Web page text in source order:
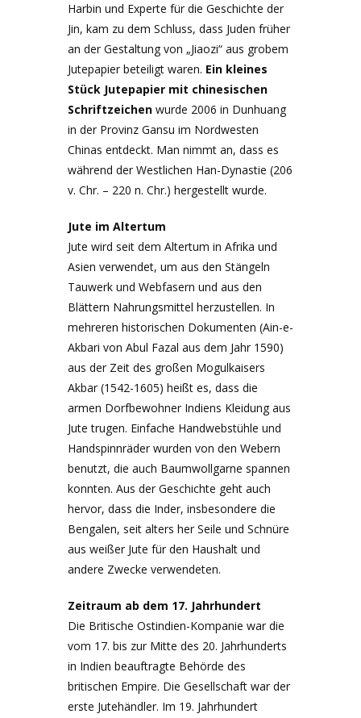
Harbin und Experte für die Geschichte der
Jin, kam zu dem Schluss, dass Juden früher
an der Gestaltung von „Jiaozi“ aus grobem
Jutepapier beteiligt waren. Ein kleines
Stück Jutepapier mit chinesischen
Schriftzeichen wurde 2006 in Dunhuang
in der Provinz Gansu im Nordwesten
Chinas entdeckt. Man nimmt an, dass es
während der Westlichen Han-Dynastie (206
v. Chr. – 220 n. Chr.) hergestellt wurde.
Jute im Altertum
Jute wird seit dem Altertum in Afrika und
Asien verwendet, um aus den Stängeln
Tauwerk und Webfasern und aus den
Blättern Nahrungsmittel herzustellen. In
mehreren historischen Dokumenten (Ain-e-
Akbari von Abul Fazal aus dem Jahr 1590)
aus der Zeit des großen Mogulkaisers
Akbar (1542-1605) heißt es, dass die
armen Dorfbewohner Indiens Kleidung aus
Jute trugen. Einfache Handwebstühle und
Handspinnräder wurden von den Webern
benutzt, die auch Baumwollgarne spannen
konnten. Aus der Geschichte geht auch
hervor, dass die Inder, insbesondere die
Bengalen, seit alters her Seile und Schnüre
aus weißer Jute für den Haushalt und
andere Zwecke verwendeten.
Zeitraum ab dem 17. Jahrhundert
Die Britische Ostindien-Kompanie war die
vom 17. bis zur Mitte des 20. Jahrhunderts
in Indien beauftragte Behörde des
britischen Empire. Die Gesellschaft war der
erste Jutehändler. Im 19. Jahrhundert